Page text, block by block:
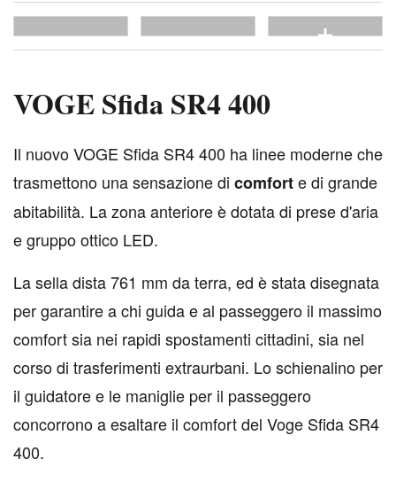
VOGE Sfida SR4 400
Il nuovo VOGE Sfida SR4 400 ha linee moderne che
trasmettono una sensazione di comforte di grande
abitabilità. La zona anteriore è dotata di prese d'aria
e gruppo ottico LED.
La sella dista 761 mm da terra, ed è stata disegnata
per garantire a chi guida e al passeggero il massimo
comfort sia nei rapidi spostamenti cittadini, sia nel
corso di trasferimenti extraurbani. Lo schienalino per
il guidatore e le maniglie per il passeggero
concorrono a esaltare il comfort del Voge Sfida SR4
400.